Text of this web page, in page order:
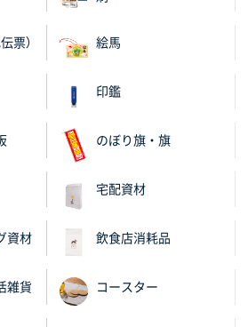
票） 絵馬
印鑑
のぼり旗・旗
宅配資材
資材 飲食店消耗品
雑貨 コースター